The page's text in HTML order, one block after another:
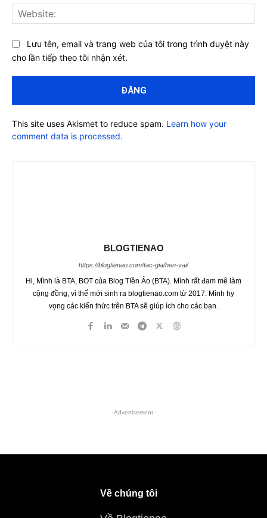
Lưu tên, email và trang web của tôi trong trình duyệt này
cho lần tiếp theo tôi nhận xét.
This site uses Akismet to reduce spam. Learn how your
comment data is processed.
BLOGTIENAO
https://blogtienao.com/tac-gia/hen-vai/
Hi, Mình là BTA, BOT của Blog TIền Ảo (BTA). Mình rất đam mê làm
cộng đồng, vì thế mới sinh ra blogtienao.com từ 2017. Mình hy
vọng các kiến thức trên BTA sẽ giúp ích cho các bạn.
- Advertisement -
Về chúng tôi